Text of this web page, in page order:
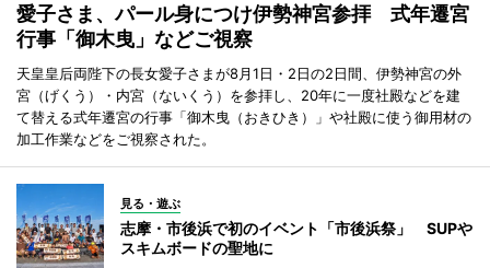
愛子さま、パール身につけ伊勢神宮参拝 式年遷宮
行事「御木曳」などご視察
天皇皇后両陛下の長女愛子さまが8月1日・2日の2日間、伊勢神宮の外
宮（げくう）・内宮（ないくう）を参拝し、20年に一度社殿などを建
て替える式年遷宮の行事「御木曳（おきひき）」や社殿に使う御用材の
加工作業などをご視察された。
見る・遊ぶ
志摩・市後浜で初のイベント「市後浜祭」 SUPや
スキムボードの聖地に